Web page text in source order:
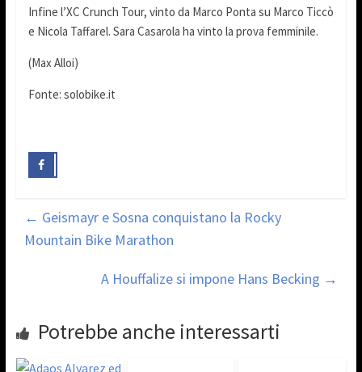
Infine l’XC Crunch Tour, vinto da Marco Ponta su Marco Ticcò
e Nicola Taffarel. Sara Casarola ha vinto la prova femminile.
(Max Alloi)
Fonte: solobike.it
← Geismayr e Sosna conquistano la Rocky
Mountain Bike Marathon
A Houffalize si impone Hans Becking →
Potrebbe anche interessarti